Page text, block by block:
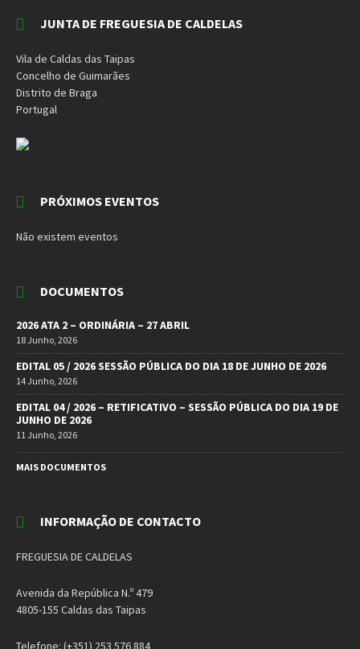
JUNTA DE FREGUESIA DE CALDELAS
Vila de Caldas das Taipas
Concelho de Guimarães
Distrito de Braga
Portugal
PRÓXIMOS EVENTOS
Não existem eventos
DOCUMENTOS
2026 ATA 2 – ORDINÁRIA – 27 ABRIL
18 Junho, 2026
EDITAL 05 / 2026 SESSÃO PÚBLICA DO DIA 18 DE JUNHO DE 2026
14 Junho, 2026
EDITAL 04 / 2026 – RETIFICATIVO – SESSÃO PÚBLICA DO DIA 19 DE
JUNHO DE 2026
11 Junho, 2026
MAIS DOCUMENTOS
INFORMAÇÃO DE CONTACTO
FREGUESIA DE CALDELAS
Avenida da República N.º 479
4805-155 Caldas das Taipas
Telefone: (+351) 253 576 884